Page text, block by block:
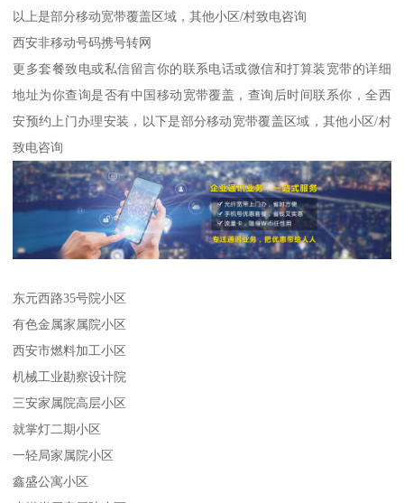
以上是部分移动宽带覆盖区域，其他小区/村致电咨询
西安非移动号码携号转网
更多套餐致电或私信留言你的联系电话或微信和打算装宽带的详细
地址为你查询是否有中国移动宽带覆盖，查询后时间联系你，全西
安预约上门办理安装，以下是部分移动宽带覆盖区域，其他小区/村
致电咨询
东元西路35号院小区
有色金属家属院小区
西安市燃料加工小区
机械工业勘察设计院
三安家属院高层小区
就掌灯二期小区
一轻局家属院小区
鑫盛公寓小区